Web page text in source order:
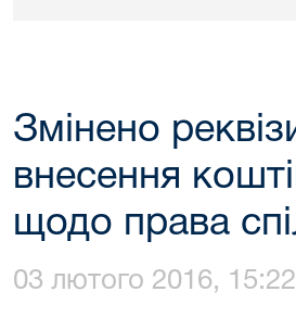
Змінено
внесення
щодо права
03 лютого 2016, 15:22